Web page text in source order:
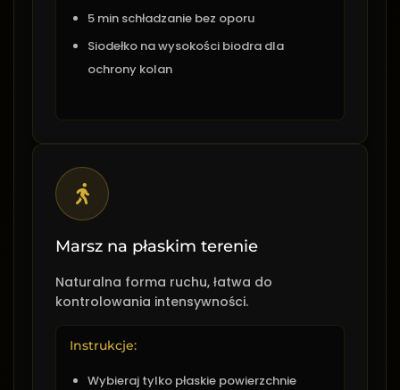
5 min schładzanie bez oporu
Siodełko na wysokości biodra dla
ochrony kolan
Marsz na płaskim terenie
Naturalna forma ruchu, łatwa do
kontrolowania intensywności.
Instrukcje:
Wybieraj tylko płaskie powierzchnie